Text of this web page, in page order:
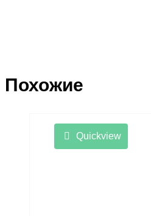
Похожие
Quickview